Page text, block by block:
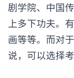
剧学院、中国
上多下功夫。
画等等。而对
说，可以选择